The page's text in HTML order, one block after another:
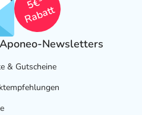
5€
Rabatt
Newsletters
& Gutscheine